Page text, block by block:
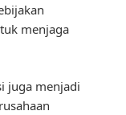
menjaga
juga menjadi